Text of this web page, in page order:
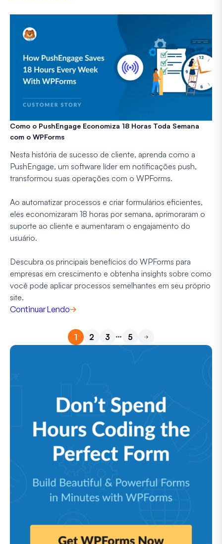
Como o PushEngage Economiza 18 Horas Toda Semana
com o WPForms
Nesta história de sucesso de cliente, aprenda como a
PushEngage, um software líder em notificações push,
transformou suas operações com o WPForms.
Ao automatizar processos e criar formulários eficientes,
eles economizaram 18 horas por semana, aprimoraram o
suporte ao cliente e aumentaram o engajamento do
usuário.
Descubra os principais benefícios do WPForms para
empresas em crescimento e obtenha insights sobre como
você pode aplicar processos semelhantes em seu próprio
site.
Continuar Lendo
1 2 3 …
5